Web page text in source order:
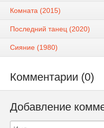
Комната (2015)
Последний танец (2020)
Сияние (1980)
Комментарии (0)
Добавление